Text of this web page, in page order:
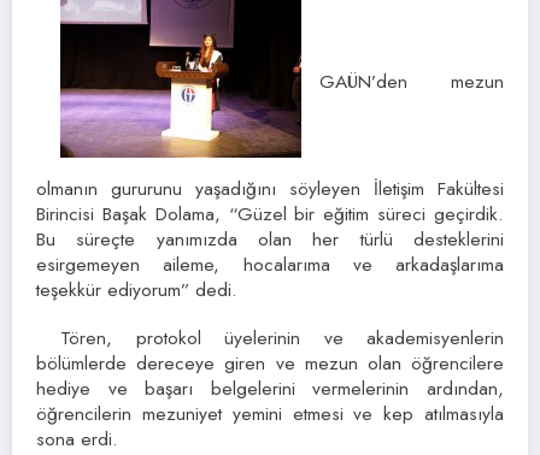
GAÜN’den mezun
olmanın gururunu yaşadığını söyleyen İletişim Fakültesi
Birincisi Başak Dolama, “Güzel bir eğitim süreci geçirdik.
Bu süreçte yanımızda olan her türlü desteklerini
esirgemeyen aileme, hocalarıma ve arkadaşlarıma
teşekkür ediyorum” dedi.
Tören, protokol üyelerinin ve akademisyenlerin
bölümlerde dereceye giren ve mezun olan öğrencilere
hediye ve başarı belgelerini vermelerinin ardından,
öğrencilerin mezuniyet yemini etmesi ve kep atılmasıyla
sona erdi.